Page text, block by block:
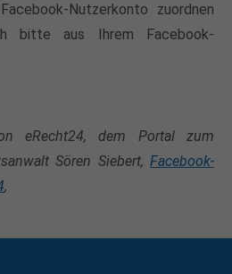
Nutzerkonto zuordnen
bitte aus Ihrem Facebook-
eRecht24, dem Portal zum
Sören Siebert, Facebook-
,